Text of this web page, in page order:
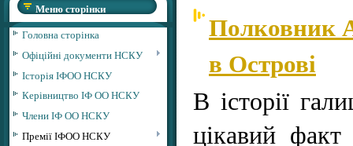
Меню сторінки
Головна сторінка
Офіційні документи НСКУ
Історія ІФОО НСКУ
Керівництво ІФ ОО НСКУ
Члени ІФ ОО НСКУ
Премії ІФОО НСКУ
Полковник
в Острові
В історії
цікавий